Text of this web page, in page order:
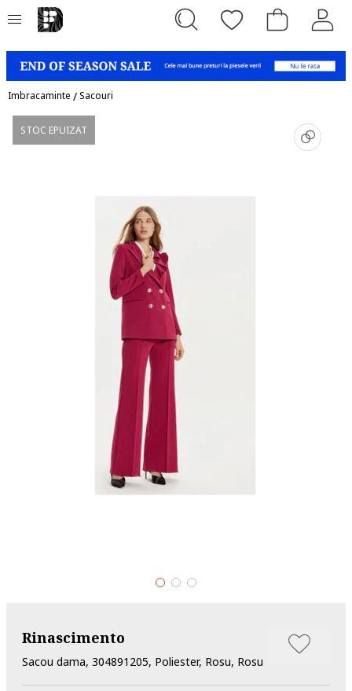
Imbracaminte /Sacouri
STOC EPUIZAT
Rinascimento
Sacou dama, 304891205, Poliester, Rosu, Rosu